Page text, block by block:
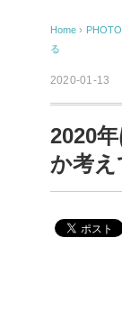
Home ›
る
2020-01-13
2020
か考え